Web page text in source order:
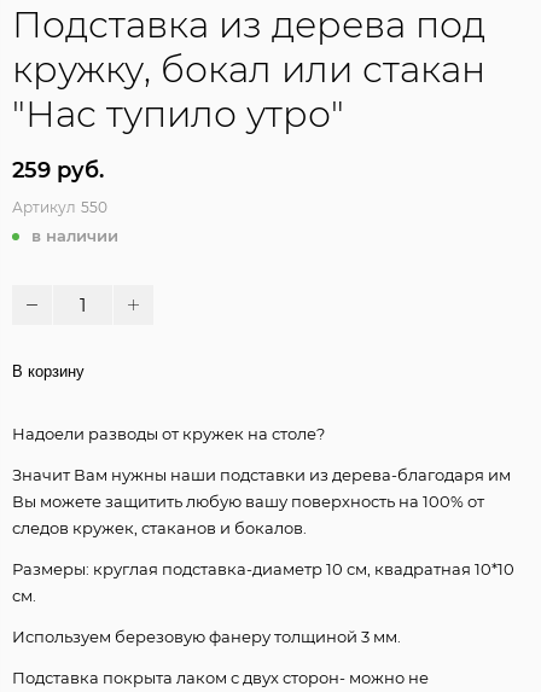
Подставка из дерева под
кружку, бокал или стакан
"Нас тупило утро"
259 руб.
Артикул 550
в наличии
В корзину
Надоели разводы от кружек на столе?
Значит Вам нужны наши подставки из дерева-благодаря им
Вы можете защитить любую вашу поверхность на 100% от
следов кружек, стаканов и бокалов.
Размеры: круглая подставка-диаметр 10 см, квадратная 10*10
см.
Используем березовую фанеру толщиной 3 мм.
Подставка покрыта лаком с двух сторон- можно не